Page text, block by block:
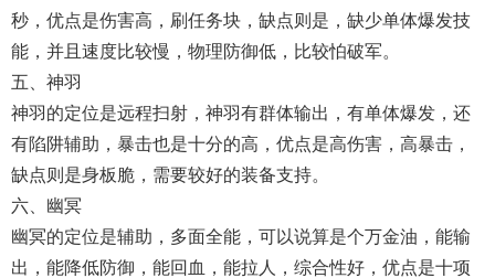
秒，优点是伤害高，刷任务块，缺点则是，缺少单体爆发技
能，并且速度比较慢，物理防御低，比较怕破军。
五、神羽
神羽的定位是远程扫射，神羽有群体输出，有单体爆发，还
有陷阱辅助，暴击也是十分的高，优点是高伤害，高暴击，
缺点则是身板脆，需要较好的装备支持。
六、幽冥
幽冥的定位是辅助，多面全能，可以说算是个万金油，能输
出，能降低防御，能回血，能拉人，综合性好，优点是十项